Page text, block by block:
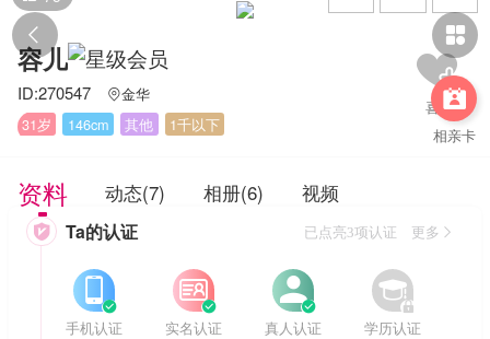
 

相亲卡
容儿
ID:270547 金华
31岁
146cm 其他 1千以下
资料 动态(7) 相册(6) 视频
 Ta的认证 已点亮3项认证 更多


手机认证


实名认证


真人认证


学历认证